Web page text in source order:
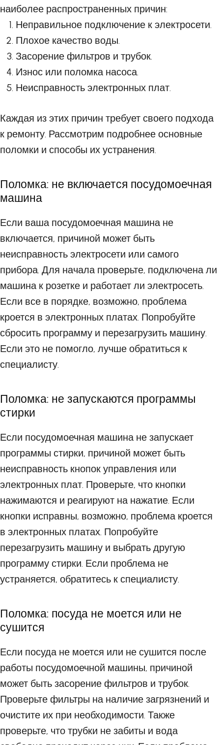
наиболее распространенных причин:
Неправильное подключение к электросети.
Плохое качество воды.
Засорение фильтров и трубок.
Износ или поломка насоса.
Неисправность электронных плат.
Каждая из этих причин требует своего подхода
к ремонту. Рассмотрим подробнее основные
поломки и способы их устранения.
Поломка: не включается посудомоечная
машина
Если ваша посудомоечная машина не
включается, причиной может быть
неисправность электросети или самого
прибора. Для начала проверьте, подключена ли
машина к розетке и работает ли электросеть.
Если все в порядке, возможно, проблема
кроется в электронных платах. Попробуйте
сбросить программу и перезагрузить машину.
Если это не помогло, лучше обратиться к
специалисту.
Поломка: не запускаются программы
стирки
Если посудомоечная машина не запускает
программы стирки, причиной может быть
неисправность кнопок управления или
электронных плат. Проверьте, что кнопки
нажимаются и реагируют на нажатие. Если
кнопки исправны, возможно, проблема кроется
в электронных платах. Попробуйте
перезагрузить машину и выбрать другую
программу стирки. Если проблема не
устраняется, обратитесь к специалисту.
Поломка: посуда не моется или не
сушится
Если посуда не моется или не сушится после
работы посудомоечной машины, причиной
может быть засорение фильтров и трубок.
Проверьте фильтры на наличие загрязнений и
очистите их при необходимости. Также
проверьте, что трубки не забиты и вода